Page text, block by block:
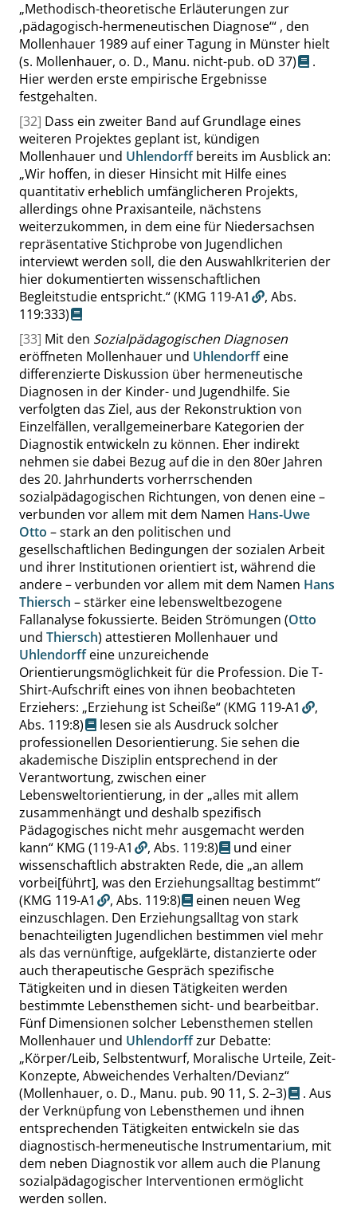
„Methodisch-theoretische Erläuterungen zur
‚pädagogisch-hermeneutischen Diagnose‘“ , den
Mollenhauer 1989 auf einer Tagung in Münster hielt
(s. Mollenhauer, o. D., Manu. nicht-pub. oD 37)
.
Hier werden erste empirische Ergebnisse
festgehalten.
[32] Dass ein zweiter Band auf Grundlage eines
weiteren Projektes geplant ist, kündigen
Mollenhauer und Uhlendorffbereits im Ausblick an:
„Wir hoffen, in dieser Hinsicht mit Hilfe eines
quantitativ erheblich umfänglicheren Projekts,
allerdings ohne Praxisanteile, nächstens
weiterzukommen, in dem eine für Niedersachsen
repräsentative Stichprobe von Jugendlichen
interviewt werden soll, die den Auswahlkriterien der
hier dokumentierten wissenschaftlichen
Begleitstudie entspricht.“(KMG 119-A1 , Abs.
119:333)
[33] Mit den Sozialpädagogischen Diagnosen
eröffneten Mollenhauer und Uhlendorffeine
differenzierte Diskussion über hermeneutische
Diagnosen in der Kinder- und Jugendhilfe. Sie
verfolgten das Ziel, aus der Rekonstruktion von
Einzelfällen, verallgemeinerbare Kategorien der
Diagnostik entwickeln zu können. Eher indirekt
nehmen sie dabei Bezug auf die in den 80er Jahren
des 20. Jahrhunderts vorherrschenden
sozialpädagogischen Richtungen, von denen eine –
verbunden vor allem mit dem Namen Hans-Uwe
Otto – stark an den politischen und
gesellschaftlichen Bedingungen der sozialen Arbeit
und ihrer Institutionen orientiert ist, während die
andere – verbunden vor allem mit dem Namen Hans
Thiersch – stärker eine lebensweltbezogene
Fallanalyse fokussierte. Beiden Strömungen (Otto
und Thiersch) attestieren Mollenhauer und
Uhlendorffeine unzureichende
Orientierungsmöglichkeit für die Profession. Die T-
Shirt-Aufschrift eines von ihnen beobachteten
Erziehers: „Erziehung ist Scheiße“(KMG 119-A1
,
Abs. 119:8)
lesen sie als Ausdruck solcher
professionellen Desorientierung. Sie sehen die
akademische Disziplin entsprechend in der
Verantwortung, zwischen einer
Lebensweltorientierung, in der „alles mit allem
zusammenhängt und deshalb spezifisch
Pädagogisches nicht mehr ausgemacht werden
kann“ KMG (119-A1 , Abs. 119:8)
und einer
wissenschaftlich abstrakten Rede, die „an allem
vorbei[führt], was den Erziehungsalltag bestimmt“
(KMG 119-A1
, Abs. 119:8)
einen neuen Weg
einzuschlagen. Den Erziehungsalltag von stark
benachteiligten Jugendlichen bestimmen viel mehr
als das vernünftige, aufgeklärte, distanzierte oder
auch therapeutische Gespräch spezifische
Tätigkeiten und in diesen Tätigkeiten werden
bestimmte Lebensthemen sicht- und bearbeitbar.
Fünf Dimensionen solcher Lebensthemen stellen
Mollenhauer und Uhlendorffzur Debatte:
„Körper/Leib, Selbstentwurf, Moralische Urteile, Zeit-
Konzepte, Abweichendes Verhalten/Devianz“
(Mollenhauer, o. D., Manu. pub. 90 11, S. 2–3)
. Aus
der Verknüpfung von Lebensthemen und ihnen
entsprechenden Tätigkeiten entwickeln sie das
diagnostisch-hermeneutische Instrumentarium, mit
dem neben Diagnostik vor allem auch die Planung
sozialpädagogischer Interventionen ermöglicht
werden sollen.